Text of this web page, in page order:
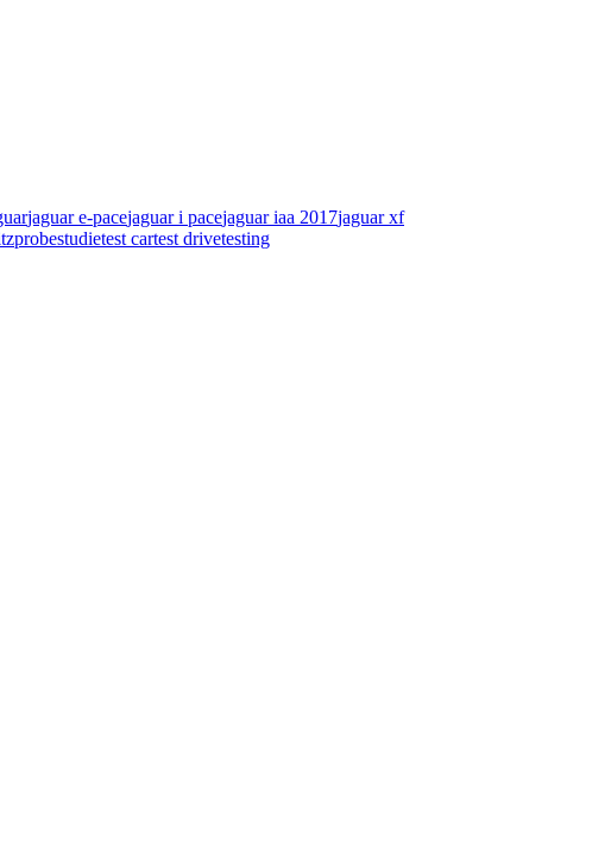
jaguar e-pacejaguar i pacejaguar iaa 2017jaguar xf
studietest cartest drivetesting